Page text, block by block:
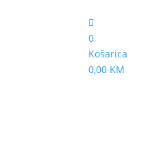
0
Košarica
0,00 KM